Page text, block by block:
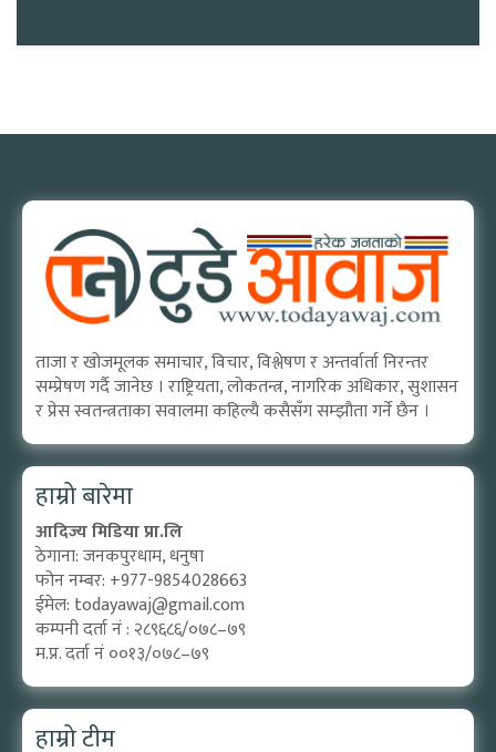
ताजा र खोजमूलक समाचार, विचार, विश्लेषण र अन्तर्वार्ता निरन्तर
सम्प्रेषण गर्दै जानेछ । राष्ट्रियता, लोकतन्त्र, नागरिक अधिकार, सुशासन
र प्रेस स्वतन्त्रताका सवालमा कहिल्यै कसैसँग सम्झौता गर्ने छैन ।
हाम्रो बारेमा
आदिज्य मिडिया प्रा.लि
ठेगाना: जनकपुरधाम, धनुषा
फोन नम्बर: +977-9854028663
ईमेल: todayawaj@gmail.com
कम्पनी दर्ता नं : २८९६८६/०७८–७९
म.प्र. दर्ता नं ००१३/०७८–७९
हाम्रो टीम